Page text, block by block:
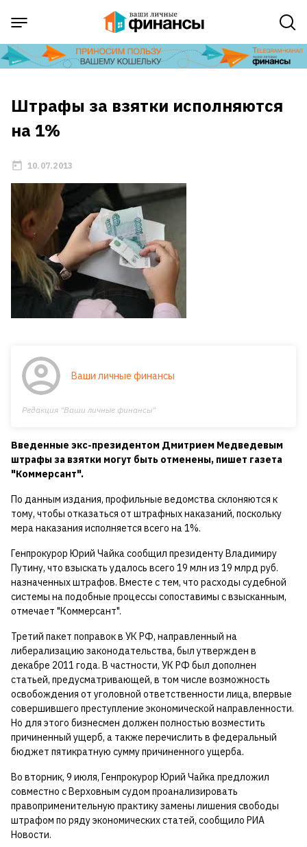
Штрафы за взятки исполняются
на 1%
10.07.2013
Ваши личные финансы
Редакция "Ваши личные финансы"
Введенные экс-президентом Дмитрием Медведевым
штрафы за взятки могут быть отменены, пишет газета
"Коммерсант".
По данным издания, профильные ведомства склоняются к
тому, чтобы отказаться от штрафных наказаний, поскольку
мера наказания исполняется всего на 1%.
Генпрокурор Юрий Чайка сообщил президенту Владимиру
Путину, что взыскать удалось всего 19 млн из 19 млрд руб.
назначенных штрафов. Вместе с тем, что расходы судебной
системы на подобные процессы сопоставимы с взысканным,
отмечает "Коммерсант".
Третий пакет поправок в УК РФ, направленный на
либерализацию законодательства, был утвержден в
декабре 2011 года. В частности, УК РФ был дополнен
статьей, предусматривающей, в том числе возможность
освобождения от уголовной ответственности лица, впервые
совершившего преступление экономической направленности.
Но для этого бизнесмен должен полностью возместить
причиненный ущерб, а также перечислить в федеральный
бюджет пятикратную сумму причиненного ущерба.
Во вторник, 9 июля, Генпрокурор Юрий Чайка предложил
совместно с Верховным судом проанализировать
правоприменительную практику замены лишения свободы
штрафом по ряду экономических статей, сообщило РИА
Новости.